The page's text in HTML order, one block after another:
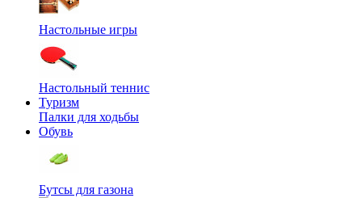
Настольные игры
Настольный теннис
Туризм
Палки для ходьбы
Обувь
Бутсы для газона